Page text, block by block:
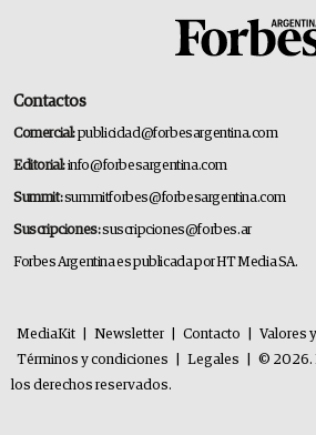
Contactos
Comercial:publicidad@forbesargentina.com
Editorial:info@forbesargentina.com
Summit:summitforbes@forbesargentina.com
Suscripciones:suscripciones@forbes.ar
Forbes Argentina es publicada por HT Media SA.
MediaKit Newsletter Contacto Valores
Términos y condiciones
Legales
© 2026.
los derechos reservados.